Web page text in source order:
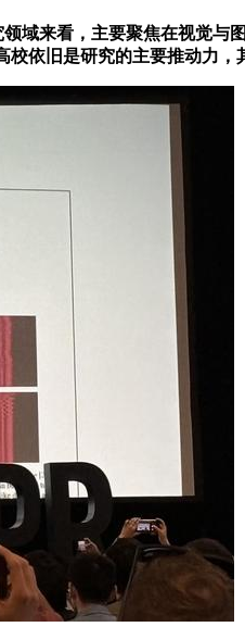
来看，主要聚焦在视觉与
依旧是研究的主要推动力